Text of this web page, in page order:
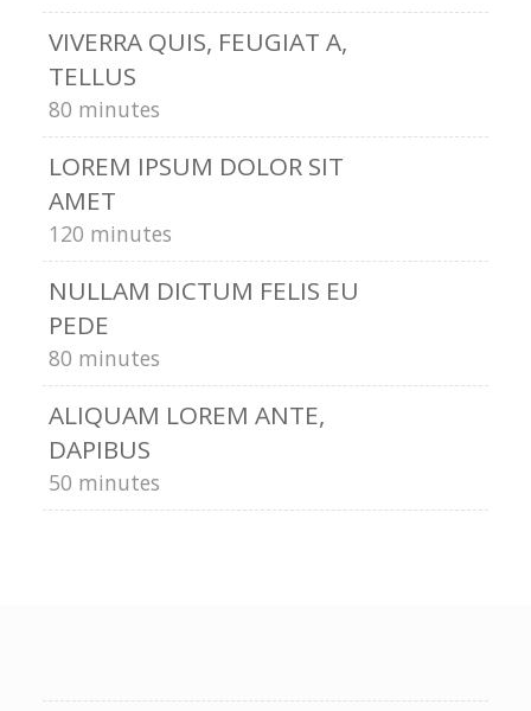
VIVERRA QUIS, FEUGIAT A,
TELLUS
80 minutes
LOREM IPSUM DOLOR SIT
AMET
120 minutes
NULLAM DICTUM FELIS EU
PEDE
80 minutes
ALIQUAM LOREM ANTE,
DAPIBUS
50 minutes